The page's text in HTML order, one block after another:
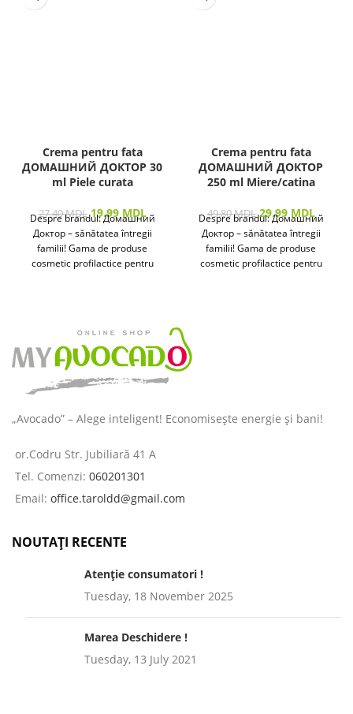
Crema pentru fata
ДОМАШНИЙ ДОКТОР 30
ml Piele curata
27.40MDL 19.99 MDL
Despre brandul: Домашний
Доктор – sănătatea întregii
familii! Gama de produse
cosmetic profilactice pentru
Crema pentru fata
ДОМАШНИЙ ДОКТОР
250 ml Miere/catina
49.80MDL 29.99 MDL
Despre brandul: Домашний
Доктор – sănătatea întregii
familii! Gama de produse
cosmetic profilactice pentru
„Avocado” – Alege inteligent! Economisește energie și bani!
or.Codru Str. Jubiliară 41 A
Tel. Comenzi: 060201301
Email: office.taroldd@gmail.com
NOUTAȚI RECENTE
Atenție consumatori !
Tuesday, 18 November 2025
Marea Deschidere !
Tuesday, 13 July 2021